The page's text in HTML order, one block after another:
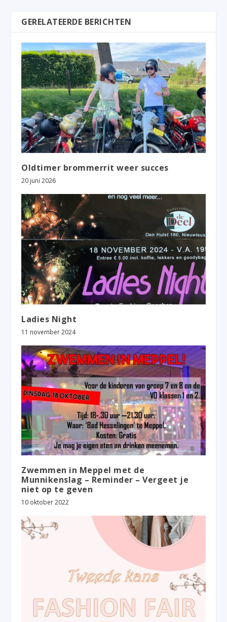
GERELATEERDE BERICHTEN
Oldtimer brommerrit weer succes
20 juni 2026
Ladies Night
11 november 2024
Zwemmen in Meppel met de
Munnikenslag – Reminder – Vergeet je
niet op te geven
10 oktober 2022